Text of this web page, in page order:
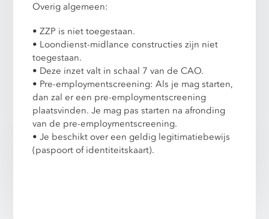
Overig algemeen:
• ZZP is niet toegestaan.
• Loondienst-midlance constructies zijn niet
toegestaan.
• Deze inzet valt in schaal 7 van de CAO.
• Pre-employmentscreening: Als je mag starten,
dan zal er een pre-employmentscreening
plaatsvinden. Je mag pas starten na afronding
van de pre-employmentscreening.
• Je beschikt over een geldig legitimatiebewijs
(paspoort of identiteitskaart).